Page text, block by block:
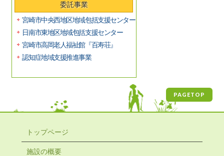
委託事業
宮崎市中央西地区地域包括支援センター
日南市東地区地域包括支援センター
宮崎市高岡老人福祉館『百寿荘』
認知症地域支援推進事業
PAGETOP
トップページ
施設の概要